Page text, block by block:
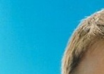
Перейти к основному